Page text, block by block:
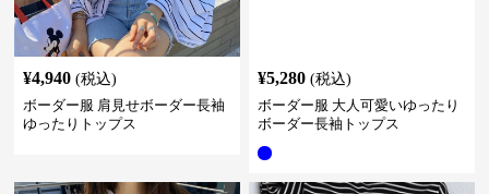
¥4,940 (税込)
ボーダー服 肩見せボーダー長袖
ゆったりトップス
¥5,280 (税込)
ボーダー服 大人可愛いゆったり
ボーダー長袖トップス